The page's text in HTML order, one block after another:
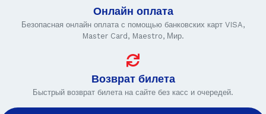
Онлайн оплата
Безопасная онлайн оплата с помощью банковских карт VISA,
Master Card, Maestro, Мир.
Возврат билета
Быстрый возврат билета на сайте без касс и очередей.